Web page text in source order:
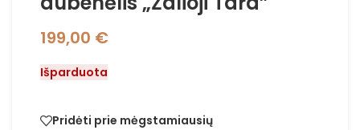
199,00 €
Išparduota
Pridėti prie mėgstamiausių